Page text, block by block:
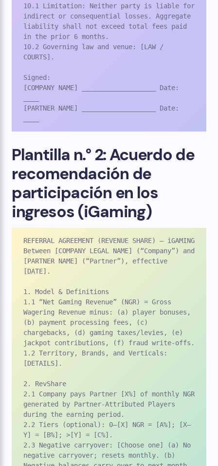
10.1 Limitation: Neither party is liable for
indirect or consequential losses. Aggregate
liability shall not exceed total fees paid
in the prior 6 months.
10.2 Governing law and venue: [LAW /
COURTS].
Signed:
[COMPANY NAME] ___________________ Date:
[PARTNER NAME] ___________________ Date:
Plantilla n.° 2: Acuerdo de
recomendación de
participación en los
ingresos (iGaming)
REFERRAL AGREEMENT (REVENUE SHARE) – iGAMING
Between [COMPANY LEGAL NAME] (“Company”) and
[PARTNER NAME] (“Partner”), effective
[DATE].
1. Model & Definitions
1.1 “Net Gaming Revenue” (NGR) = Gross
Wagering Revenue minus: (a) player bonuses,
(b) payment processing fees, (c)
chargebacks, (d) gaming taxes/levies, (e)
jackpot contributions, (f) fraud write-offs.
1.2 Territory, Brands, and Verticals:
[DETAILS].
2. RevShare
2.1 Company pays Partner [X%] of monthly NGR
generated by Partner-Attributed Players
during the earning period.
2.2 Tiers (optional): 0–[X] NGR = [A%]; [X–
Y] = [B%]; >[Y] = [C%].
2.3 Negative carryover: [Choose one] (a) No
negative carryover; resets monthly. (b)